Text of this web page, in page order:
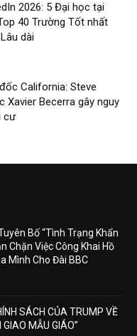
2026: 5 Đại học tại
40 Trường Tốt nhất
dài
California: Steve
Xavier Becerra gây nguy
cư
Bố “Tình Trạng Khẩn
Chặn Việc Công Khai Hồ
Mình Cho Đài BBC
SÁCH CỦA TRUMP VỀ
GIAO MẪU GIÁO”